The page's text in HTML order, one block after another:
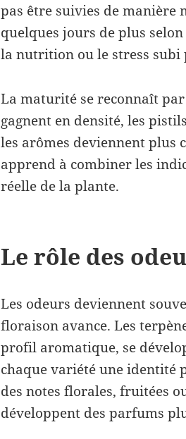
pas être suivies de manière
quelques jours de plus
la nutrition ou le stress subi
La maturité se reconnaît
gagnent en densité, les
les arômes deviennent plus
apprend à combiner les
réelle de la plante.
Le rôle des
Les odeurs deviennent
floraison avance. Les
profil aromatique, se
chaque variété une identité
des notes florales, fruitées
développent des parfums